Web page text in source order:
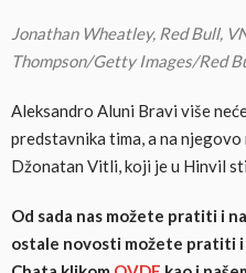
Jonathan Wheatley, Red Bull,
Thompson/Getty Images/Red
Aleksandro Aluni Bravi više
predstavnika tima, a na
Džonatan Vitli, koji je u Hinvil
Od sada nas možete pratiti i na
ostale novosti možete pratiti